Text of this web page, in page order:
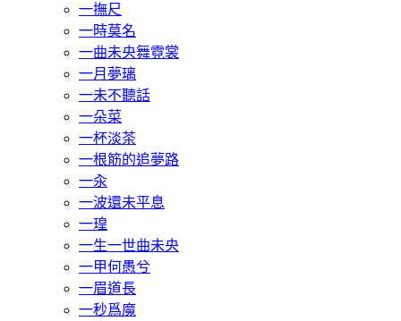
一撫尺
一時莫名
一曲未央舞霓裳
一月夢璃
一未不聽話
一朵菜
一杯淡茶
一根筋的追夢路
一汆
一波還未平息
一瑝
一生一世曲未央
一甲何愚兮
一眉道長
一秒爲魔